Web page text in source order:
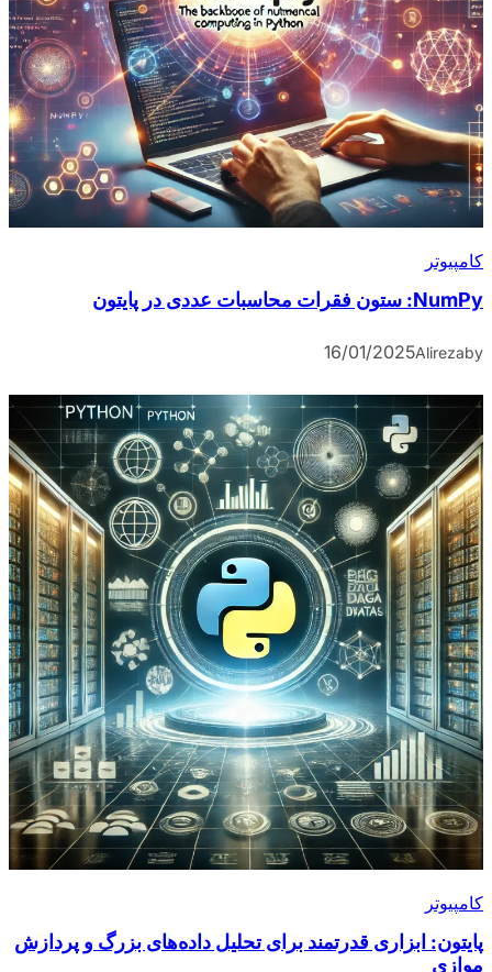
کامپیوتر
NumPy: ستون فقرات محاسبات عددی در پایتون
by
Alireza
16/01/2025
کامپیوتر
پایتون: ابزاری قدرتمند برای تحلیل داده‌های بزرگ و پردازش
موازی